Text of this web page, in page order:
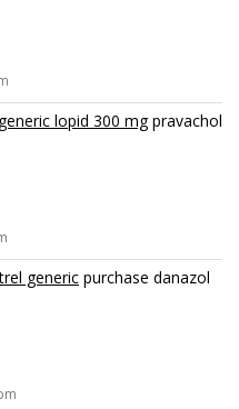
lopid 300 mgpravachol
generic purchase danazol